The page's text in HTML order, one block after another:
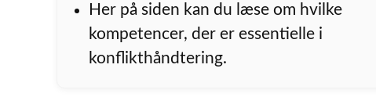
Her på siden kan du læse om hvilke
kompetencer, der er essentielle i
konflikthåndtering.